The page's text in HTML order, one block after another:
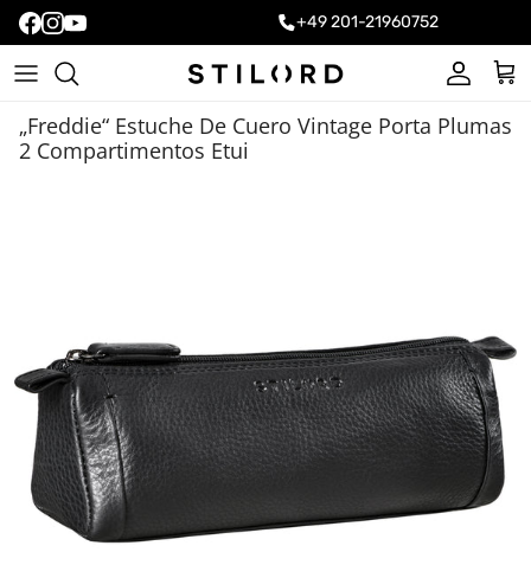
+49 201-21960752
Cuenta
„Freddie“ Estuche De Cuero Vintage Porta Plumas
2 Compartimentos Etui